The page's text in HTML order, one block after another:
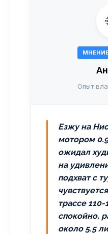
Опыт
Езжу на
мотором
ожидал
на
подхват с
трассе 110-
спокойно,
около 5.5